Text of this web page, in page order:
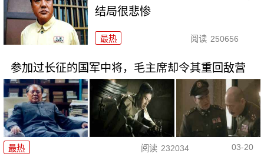
结局很悲惨
最热 阅读 250656
参加过长征的国军中将，毛主席却令其重回敌营
最热 阅读 232034 03-20